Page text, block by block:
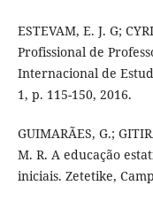
ESTEVAM, E. J. G;
Profissional de
Internacional de
1, p. 115-150, 2016.
GUIMARÃES, G.;
M. R. A educação
iniciais. Zetetike,